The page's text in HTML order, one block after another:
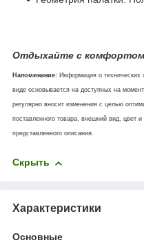
Отдыхайте с
Напоминание: Информация о технических
виде основывается на доступных на
регулярно вносит изменения с целью
поставленного товара, внешний вид, цвет и
представленного описания.
Скрыть
Характеристики
Основные